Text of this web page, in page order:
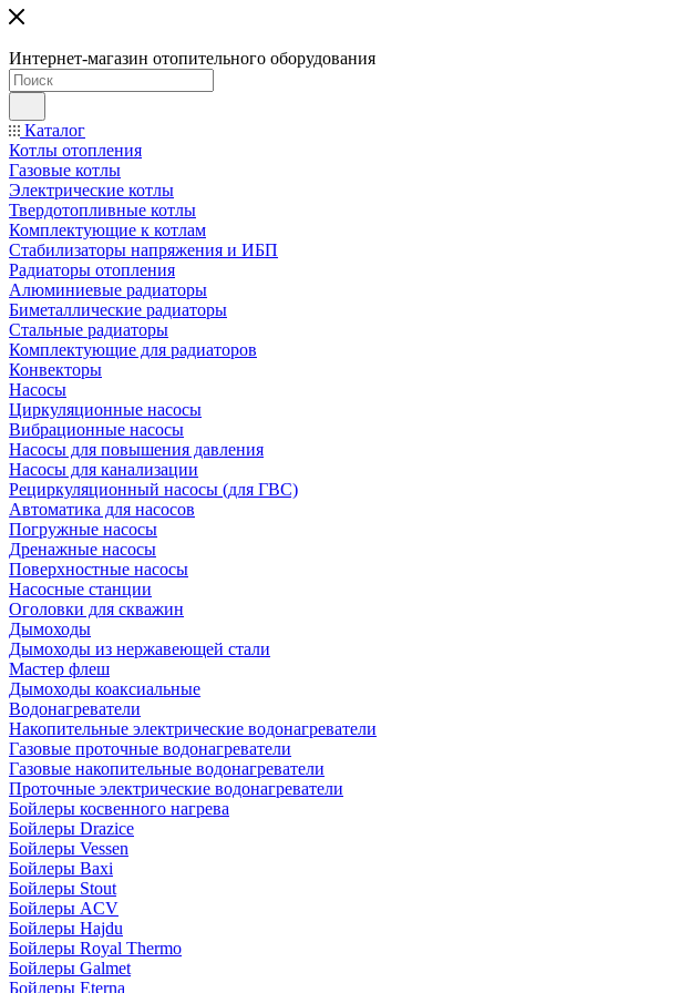
Интернет-магазин отопительного оборудования
Каталог
Котлы отопления
Газовые котлы
Электрические котлы
Твердотопливные котлы
Комплектующие к котлам
Стабилизаторы напряжения и ИБП
Радиаторы отопления
Алюминиевые радиаторы
Биметаллические радиаторы
Стальные радиаторы
Комплектующие для радиаторов
Конвекторы
Насосы
Циркуляционные насосы
Вибрационные насосы
Насосы для повышения давления
Насосы для канализации
Рециркуляционный насосы (для ГВС)
Автоматика для насосов
Погружные насосы
Дренажные насосы
Поверхностные насосы
Насосные станции
Оголовки для скважин
Дымоходы
Дымоходы из нержавеющей стали
Мастер флеш
Дымоходы коаксиальные
Водонагреватели
Накопительные электрические водонагреватели
Газовые проточные водонагреватели
Газовые накопительные водонагреватели
Проточные электрические водонагреватели
Бойлеры косвенного нагрева
Бойлеры Drazice
Бойлеры Vessen
Бойлеры Baxi
Бойлеры Stout
Бойлеры ACV
Бойлеры Hajdu
Бойлеры Royal Thermo
Бойлеры Galmet
Бойлеры Eterna